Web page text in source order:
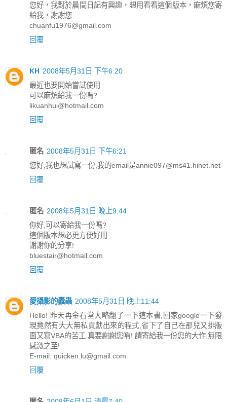
您好，我對於晨間日記有興趣，想用看看這個版本，麻煩您寄
給我，謝謝您
chuanfu1976@gmail.com
回覆
KH 2008年5月31日 下午6:20
最近也要開始嘗試使用
可以麻煩給我一份嗎?
likuanhui@hotmail.com
回覆
匿名 2008年5月31日 下午6:21
您好,我也想試寫一份,我的email是annie097@ms41.hinet.net
回覆
匿名 2008年5月31日 晚上9:44
你好,可以寄給我一份嗎?
這個版本想必更方便好用
謝謝你的分享!
bluestair@hotmail.com
回覆
愛攝影的蠹蟲 2008年5月31日 晚上11:44
Hello! 昨天再金石堂大略翻了一下這本書,回家google一下發
現竟然有大大無私貢獻出來的程式,省下了自己在那兒又排版
面又寫VBA的苦工.真要謝謝您吶! 請寄給我一份您的大作,無限
感激之至!
E-mail: quicken.lu@gmail.com
回覆